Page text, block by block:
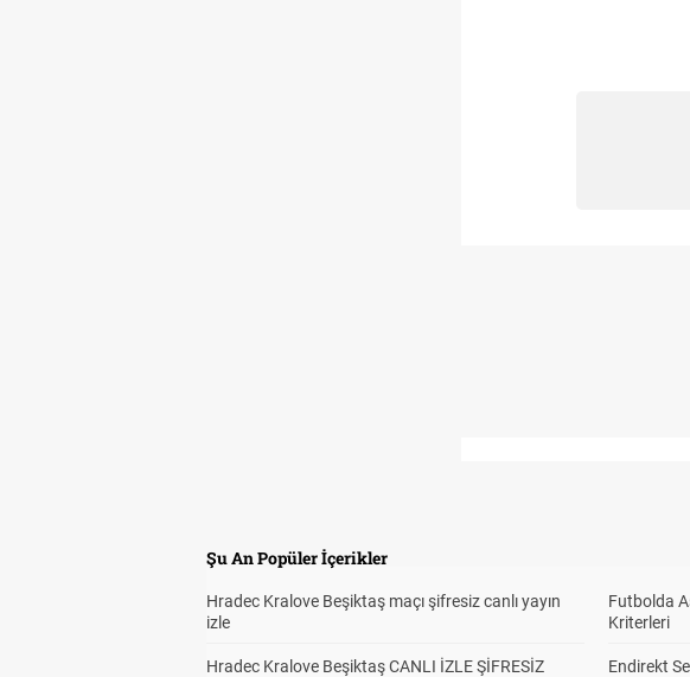
Şu An Popüler İçerikler
Hradec Kralove Beşiktaş maçı şifresiz canlı yayın
izle
Hradec Kralove Beşiktaş CANLI İZLE ŞİFRESİZ
Futbolda
Kriterleri
Endirekt